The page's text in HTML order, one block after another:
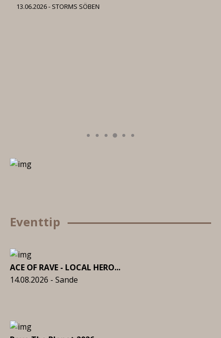
13.06.2026 - STORMS SÖBEN
Eventtip
ACE OF RAVE - LOCAL HERO...
14.08.2026 - Sande